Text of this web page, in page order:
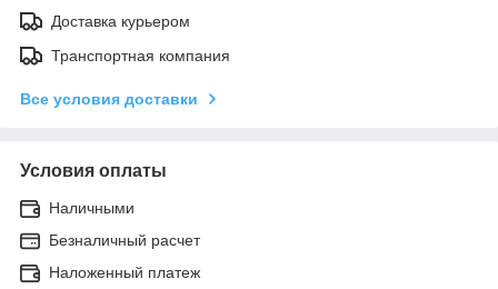
Доставка курьером
Транспортная компания
Все условия доставки
Условия оплаты
Наличными
Безналичный расчет
Наложенный платеж